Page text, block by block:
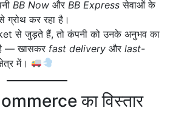
BB Now और BB Express सेवाओं के
ग्रोथ कर रहा है।
से जुड़ते हैं, तो कंपनी को उनके अनुभव का
है — खासकर fast delivery और last-
में।
का विस्तार